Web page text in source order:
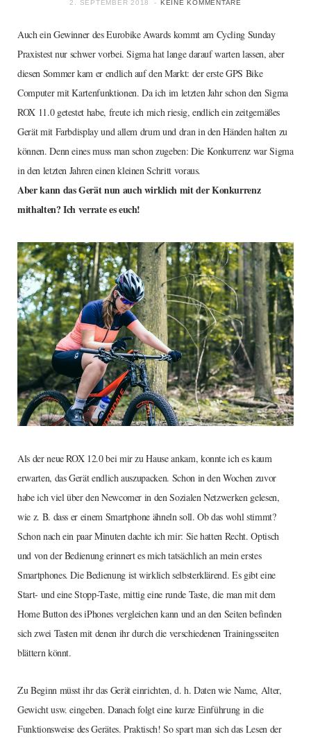
2. SEPTEMBER 2018 KEINE KOMMENTARE
Auch ein Gewinner des Eurobike Awards kommt am Cycling Sunday
Praxistest nur schwer vorbei. Sigma hat lange darauf warten lassen, aber
diesen Sommer kam er endlich auf den Markt: der erste GPS Bike
Computer mit Kartenfunktionen. Da ich im letzten Jahr schon den Sigma
ROX 11.0 getestet habe, freute ich mich riesig, endlich ein zeitgemäßes
Gerät mit Farbdisplay und allem drum und dran in den Händen halten zu
können. Denn eines muss man schon zugeben: Die Konkurrenz war Sigma
in den letzten Jahren einen kleinen Schritt voraus.
Aber kann das Gerät nun auch wirklich mit der Konkurrenz
mithalten? Ich verrate es euch!
Als der neue ROX 12.0 bei mir zu Hause ankam, konnte ich es kaum
erwarten, das Gerät endlich auszupacken. Schon in den Wochen zuvor
habe ich viel über den Newcomer in den Sozialen Netzwerken gelesen,
wie z. B. dass er einem Smartphone ähneln soll. Ob das wohl stimmt?
Schon nach ein paar Minuten dachte ich mir: Sie hatten Recht. Optisch
und von der Bedienung erinnert es mich tatsächlich an mein erstes
Smartphones. Die Bedienung ist wirklich selbsterklärend. Es gibt eine
Start- und eine Stopp-Taste, mittig eine runde Taste, die man mit dem
Home Button des iPhones vergleichen kann und an den Seiten befinden
sich zwei Tasten mit denen ihr durch die verschiedenen Trainingsseiten
blättern könnt.
Zu Beginn müsst ihr das Gerät einrichten, d. h. Daten wie Name, Alter,
Gewicht usw. eingeben. Danach folgt eine kurze Einführung in die
Funktionsweise des Gerätes. Praktisch! So spart man sich das Lesen der